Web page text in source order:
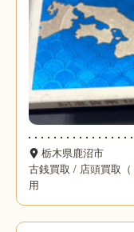
栃木県鹿沼市
古銭買取 / 店頭買取（
用